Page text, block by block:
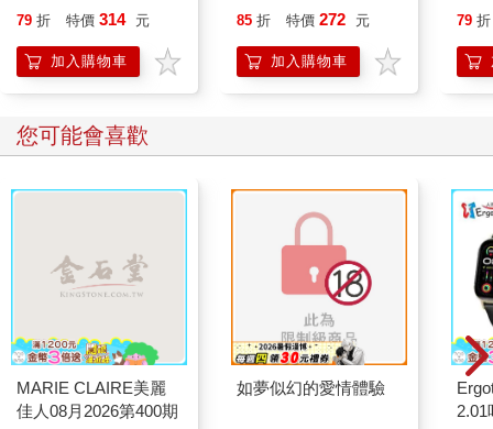
79 折 特價 314 元
加入購物車
「謹賀新年」收藏卡】
85 折 特價 272 元
加入購物車
79 折
您可能會喜歡
MARIE CLAIRE美麗
佳人08月2026第400期
如夢似幻的愛情體驗
2.01